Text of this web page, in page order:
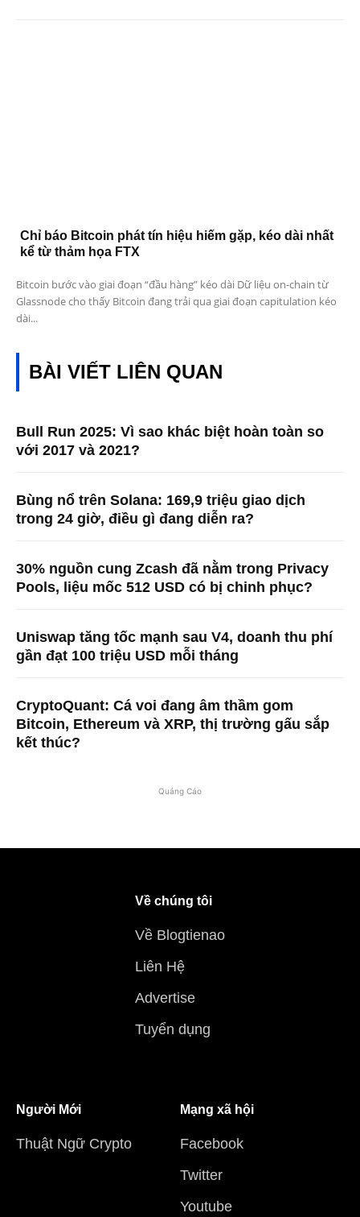
Chỉ báo Bitcoin phát tín hiệu hiếm gặp, kéo dài nhất
kể từ thảm họa FTX
Bitcoin bước vào giai đoạn “đầu hàng” kéo dài Dữ liệu on-chain từ
Glassnode cho thấy Bitcoin đang trải qua giai đoạn capitulation kéo
dài...
BÀI VIẾT LIÊN QUAN
Bull Run 2025: Vì sao khác biệt hoàn toàn so
với 2017 và 2021?
Bùng nổ trên Solana: 169,9 triệu giao dịch
trong 24 giờ, điều gì đang diễn ra?
30% nguồn cung Zcash đã nằm trong Privacy
Pools, liệu mốc 512 USD có bị chinh phục?
Uniswap tăng tốc mạnh sau V4, doanh thu phí
gần đạt 100 triệu USD mỗi tháng
CryptoQuant: Cá voi đang âm thầm gom
Bitcoin, Ethereum và XRP, thị trường gấu sắp
kết thúc?
Quảng Cáo
Về chúng tôi
Về Blogtienao
Liên Hệ
Advertise
Tuyển dụng
Người Mới
Thuật Ngữ Crypto
Mạng xã hội
Facebook
Twitter
Youtube